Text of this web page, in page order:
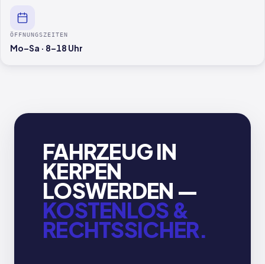
ÖFFNUNGSZEITEN
Mo–Sa · 8–18 Uhr
FAHRZEUG IN
KERPEN
LOSWERDEN —
KOSTENLOS &
RECHTSSICHER.